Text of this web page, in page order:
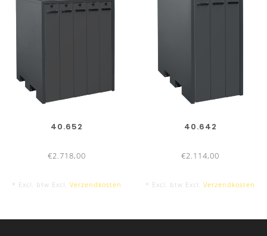
40.652
€2.718,00
* Excl. btw Excl. Verzendkosten
40.642
€2.114,00
* Excl. btw Excl. Verzendkosten